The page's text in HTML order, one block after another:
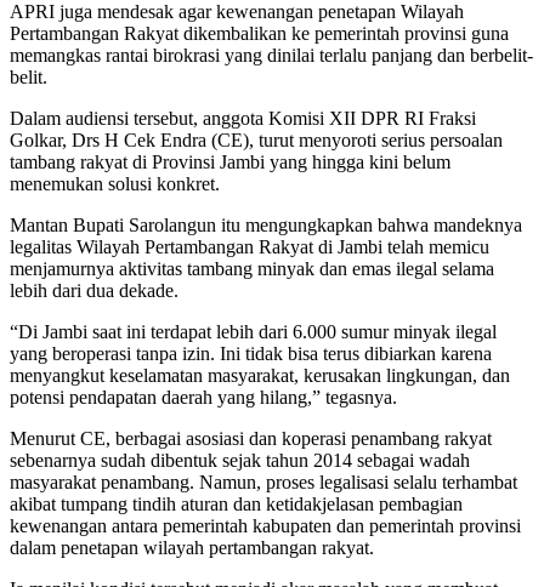
APRI juga mendesak agar kewenangan penetapan Wilayah
Pertambangan Rakyat dikembalikan ke pemerintah provinsi guna
memangkas rantai birokrasi yang dinilai terlalu panjang dan berbelit-
belit.
Dalam audiensi tersebut, anggota Komisi XII DPR RI Fraksi
Golkar, Drs H Cek Endra (CE), turut menyoroti serius persoalan
tambang rakyat di Provinsi Jambi yang hingga kini belum
menemukan solusi konkret.
Mantan Bupati Sarolangun itu mengungkapkan bahwa mandeknya
legalitas Wilayah Pertambangan Rakyat di Jambi telah memicu
menjamurnya aktivitas tambang minyak dan emas ilegal selama
lebih dari dua dekade.
“Di Jambi saat ini terdapat lebih dari 6.000 sumur minyak ilegal
yang beroperasi tanpa izin. Ini tidak bisa terus dibiarkan karena
menyangkut keselamatan masyarakat, kerusakan lingkungan, dan
potensi pendapatan daerah yang hilang,” tegasnya.
Menurut CE, berbagai asosiasi dan koperasi penambang rakyat
sebenarnya sudah dibentuk sejak tahun 2014 sebagai wadah
masyarakat penambang. Namun, proses legalisasi selalu terhambat
akibat tumpang tindih aturan dan ketidakjelasan pembagian
kewenangan antara pemerintah kabupaten dan pemerintah provinsi
dalam penetapan wilayah pertambangan rakyat.